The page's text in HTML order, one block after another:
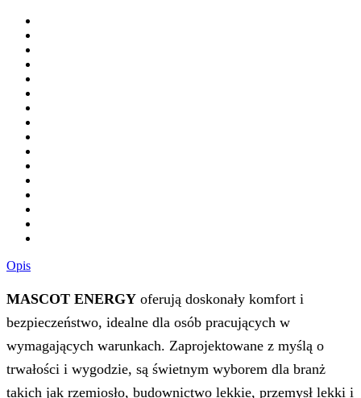
Opis
MASCOT ENERGY oferują doskonały komfort i
bezpieczeństwo, idealne dla osób pracujących w
wymagających warunkach. Zaprojektowane z myślą o
trwałości i wygodzie, są świetnym wyborem dla branż
takich jak rzemiosło, budownictwo lekkie, przemysł lekki i